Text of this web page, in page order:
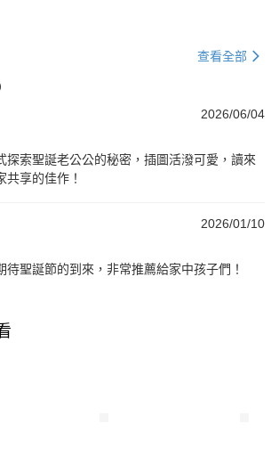
查看全部
2026/06/04
探索聖誕老公公的秘密，插圖活潑可愛，讀來
共享的佳作！
2026/01/10
待聖誕節的到來，非常推薦給家中孩子們！